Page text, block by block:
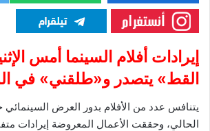
إيرادات أفلام السينما أمس
القط» يتصدر و«طلقني» في
يتنافس عدد من الأفلام بدور العرض
الحالي، وحققت الأعمال المعروضة إيرادات